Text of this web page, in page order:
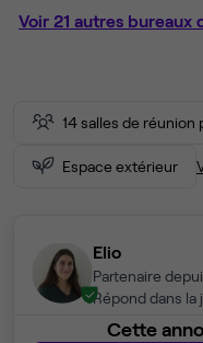
Voir 21 autres bureaux
14 salles de réunion
Espace extérieur
Elio
Partenaire
Répond dans la
Cette